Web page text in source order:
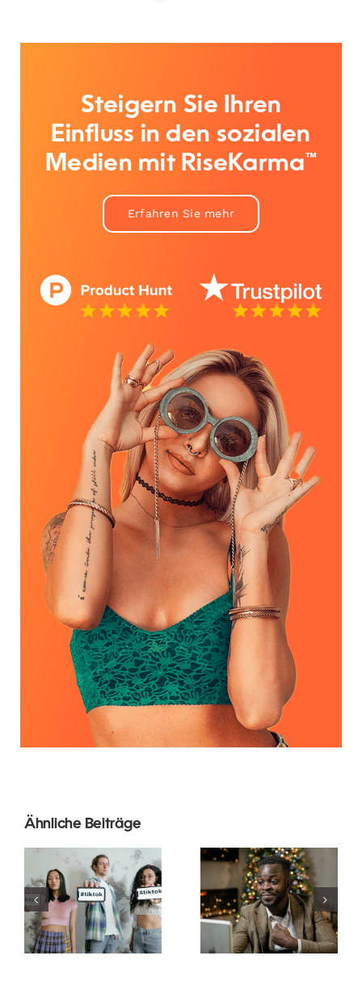
Steigern Sie Ihren
Einfluss in den sozialen
Medien mit RiseKarma™
Erfahren Sie mehr
Ähnliche Beiträge
Die besten
Video-
Editing-
Apps für
TikTok-
Wie man
Follower auf
LinkedIn
ausblendet,
um die
Privatsphäre